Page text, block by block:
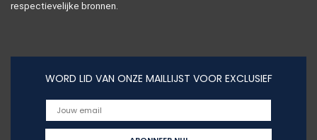
respectievelijke bronnen.
WORD LID VAN ONZE MAILLIJST VOOR EXCLUSIEF